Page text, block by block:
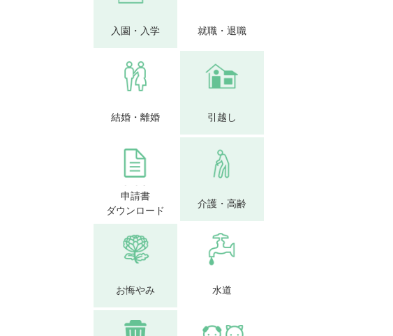
入園・入学 就職・退職
結婚・離婚 引越し
申請書
ダウンロード
介護・高齢
お悔やみ 水道